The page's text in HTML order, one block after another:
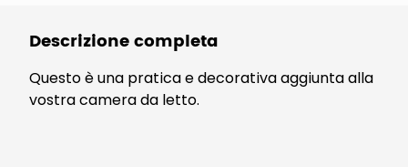
Descrizione completa
Questo è una pratica e decorativa aggiunta alla
vostra camera da letto.